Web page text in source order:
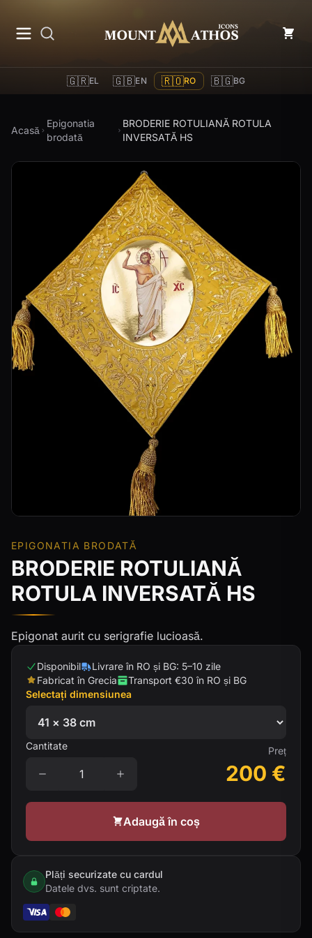
Mount Athos Icons
🇬🇷EL 🇬🇧EN 🇷🇴RO 🇧🇬BG
Acasă
Epigonatia
brodată
BRODERIE ROTULIANĂ ROTULA
INVERSATĂ HS
EPIGONATIA BRODATĂ
BRODERIE ROTULIANĂ
ROTULA INVERSATĂ HS
Epigonat aurit cu serigrafie lucioasă.
Disponibil
Livrare în RO și BG: 5–10 zile
Fabricat în Grecia
Transport €30 în RO și BG
Selectați dimensiunea
Cantitate Preț
200 €
Adaugă în coș
Plăți securizate cu cardul
Datele dvs. sunt criptate.